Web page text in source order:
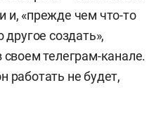
и, «прежде чем что-то
создать»,
своем телеграм-канале.
работать не будет,